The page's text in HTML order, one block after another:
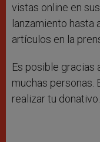
vistas online en
lanzamiento hasta
artículos en la
Es posible gracias
muchas personas.
realizar tu donativo.